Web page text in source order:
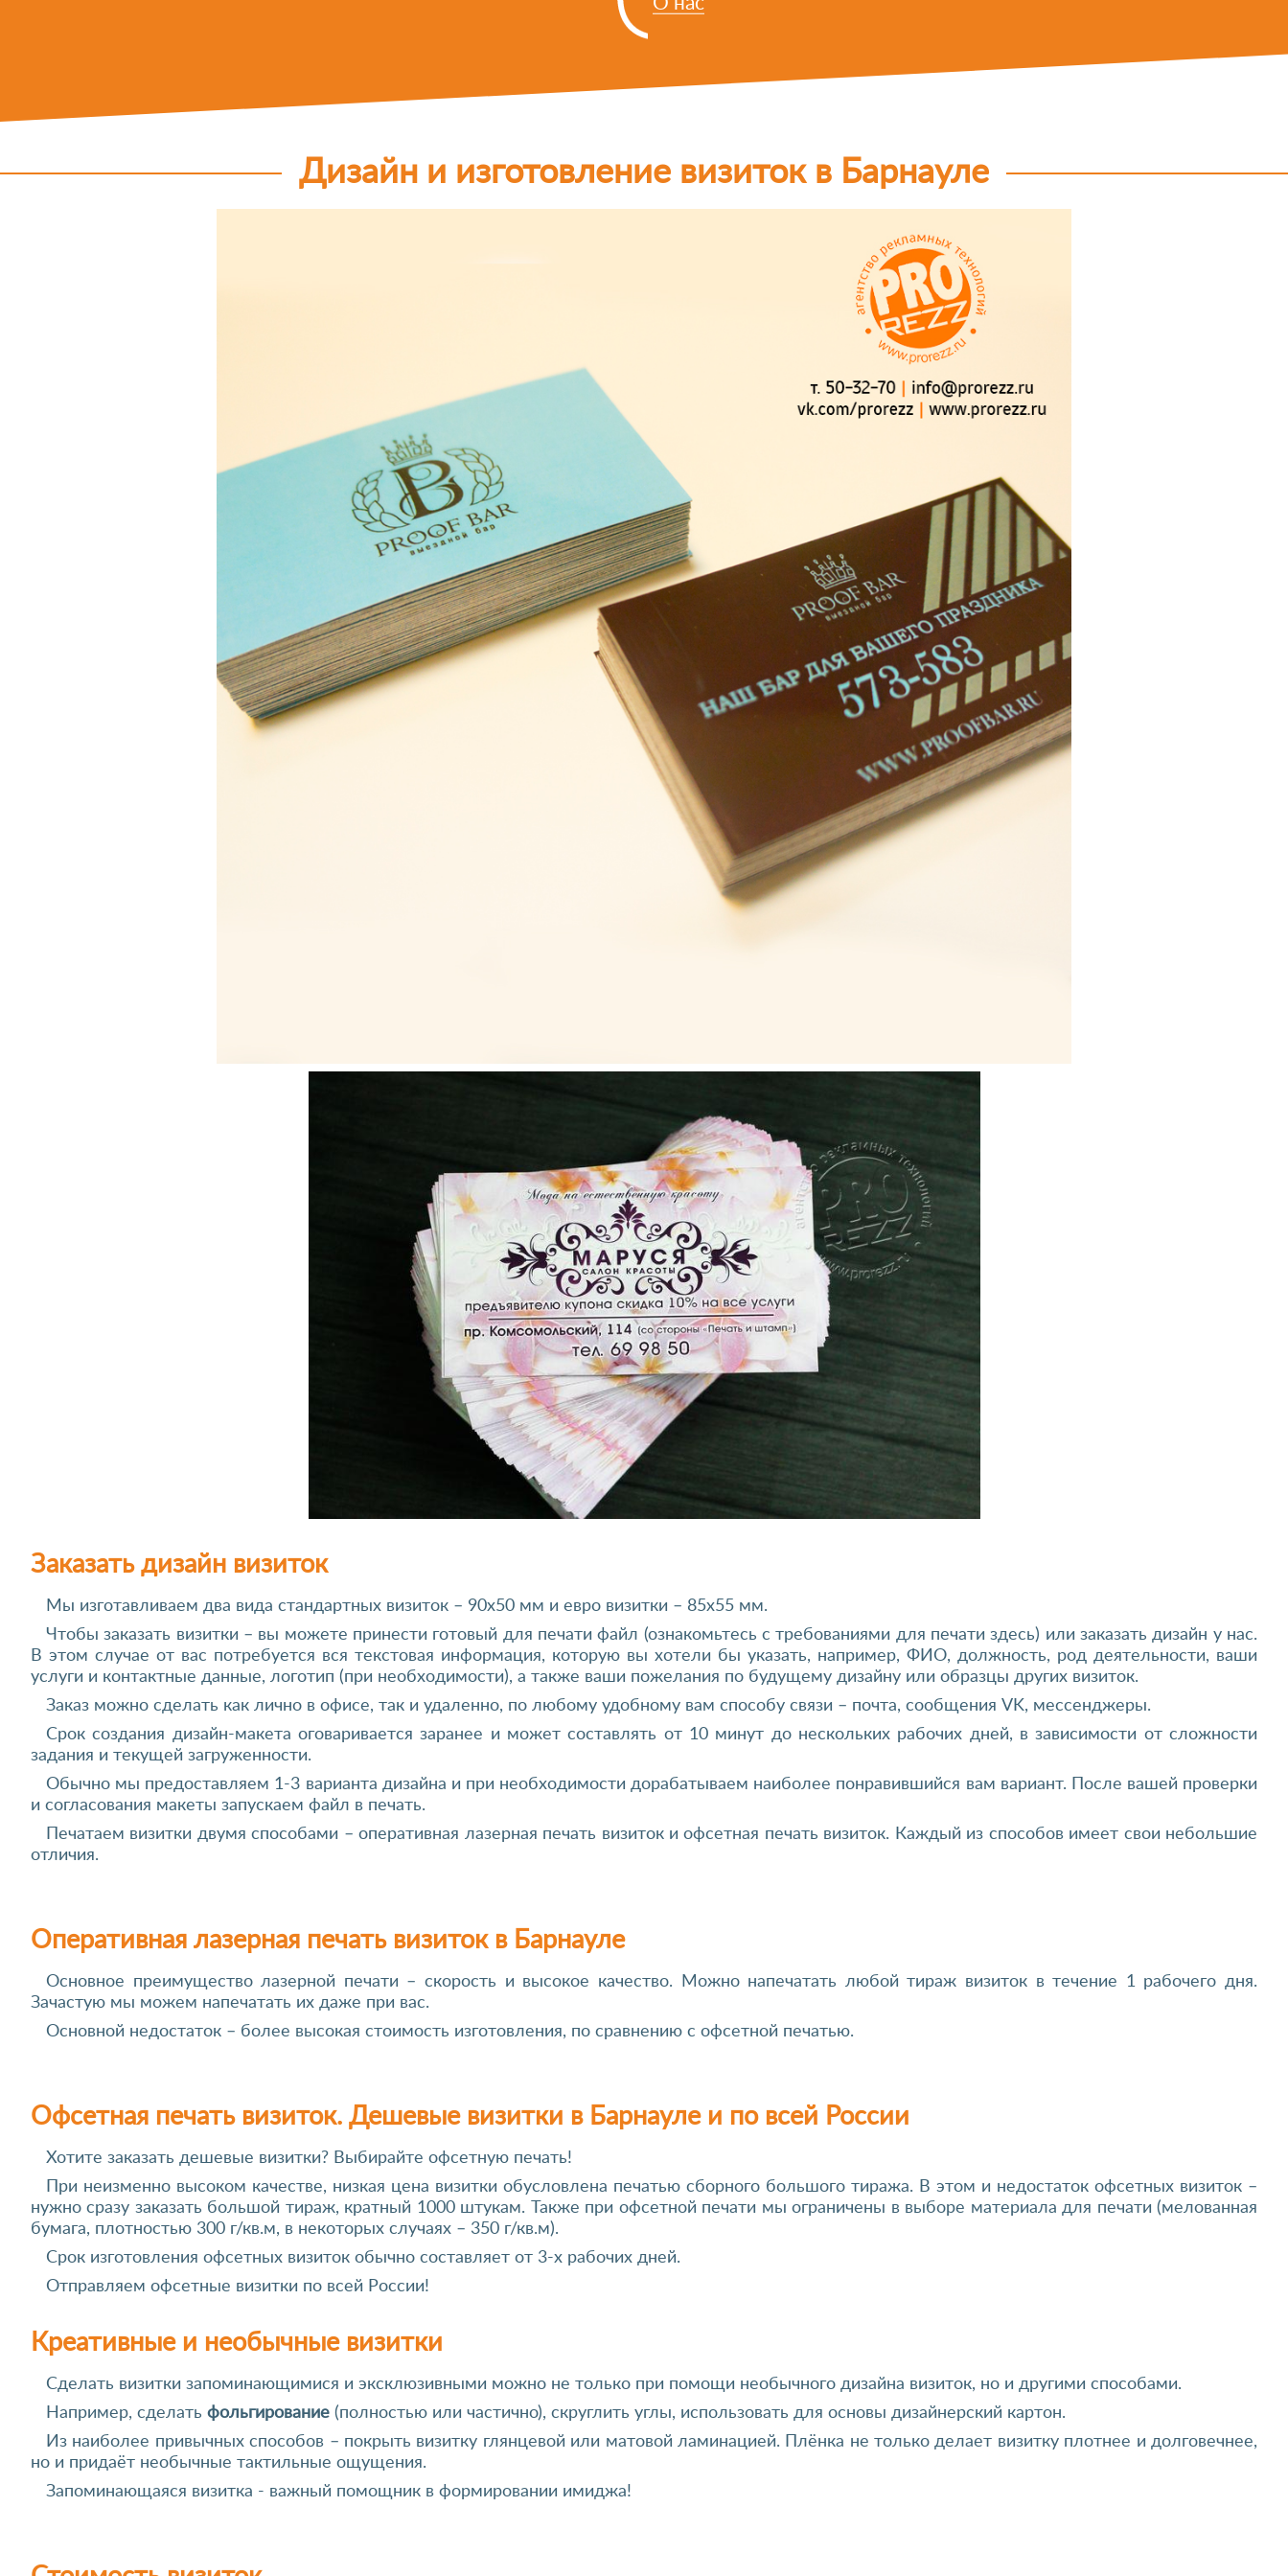
Дизайн и изготовление визиток в Барнауле
Заказать дизайн визиток
Мы изготавливаем два вида стандартных визиток – 90х50 мм и евро визитки – 85х55 мм.
Чтобы заказать визитки – вы можете принести готовый для печати файл (ознакомьтесь с требованиями для печати здесь) или заказать дизайн у нас.
В этом случае от вас потребуется вся текстовая информация, которую вы хотели бы указать, например, ФИО, должность, род деятельности, ваши
услуги и контактные данные, логотип (при необходимости), а также ваши пожелания по будущему дизайну или образцы других визиток.
Заказ можно сделать как лично в офисе, так и удаленно, по любому удобному вам способу связи – почта, сообщения VK, мессенджеры.
Срок создания дизайн-макета оговаривается заранее и может составлять от 10 минут до нескольких рабочих дней, в зависимости от сложности
задания и текущей загруженности.
Обычно мы предоставляем 1-3 варианта дизайна и при необходимости дорабатываем наиболее понравившийся вам вариант. После вашей проверки
и согласования макеты запускаем файл в печать.
Печатаем визитки двумя способами – оперативная лазерная печать визиток и офсетная печать визиток. Каждый из способов имеет свои небольшие
отличия.
Оперативная лазерная печать визиток в Барнауле
Основное преимущество лазерной печати – скорость и высокое качество. Можно напечатать любой тираж визиток в течение 1 рабочего дня.
Зачастую мы можем напечатать их даже при вас.
Основной недостаток – более высокая стоимость изготовления, по сравнению с офсетной печатью.
Офсетная печать визиток. Дешевые визитки в Барнауле и по всей России
Хотите заказать дешевые визитки? Выбирайте офсетную печать!
При неизменно высоком качестве, низкая цена визитки обусловлена печатью сборного большого тиража. В этом и недостаток офсетных визиток –
нужно сразу заказать большой тираж, кратный 1000 штукам. Также при офсетной печати мы ограничены в выборе материала для печати (мелованная
бумага, плотностью 300 г/кв.м, в некоторых случаях – 350 г/кв.м).
Срок изготовления офсетных визиток обычно составляет от 3-х рабочих дней.
Отправляем офсетные визитки по всей России!
Креативные и необычные визитки
Сделать визитки запоминающимися и эксклюзивными можно не только при помощи необычного дизайна визиток, но и другими способами.
Например, сделать фольгирование (полностью или частично), скруглить углы, использовать для основы дизайнерский картон.
Из наиболее привычных способов – покрыть визитку глянцевой или матовой ламинацией. Плёнка не только делает визитку плотнее и долговечнее,
но и придаёт необычные тактильные ощущения.
Запоминающаяся визитка - важный помощник в формировании имиджа!